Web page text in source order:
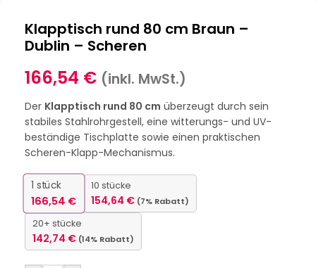
Klapptisch rund 80 cm Braun –
Dublin – Scheren
166,54 € (inkl. MwSt.)
Der Klapptisch rund 80 cm überzeugt durch sein
stabiles Stahlrohrgestell, eine witterungs- und UV-
beständige Tischplatte sowie einen praktischen
Scheren-Klapp-Mechanismus.
1 stück
166,54 €
10 stücke
154,64 € (7% Rabatt)
20+ stücke
142,74 € (14% Rabatt)